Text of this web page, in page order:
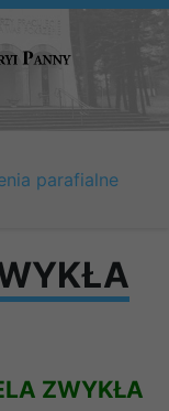
parafialne
ZWYKŁA